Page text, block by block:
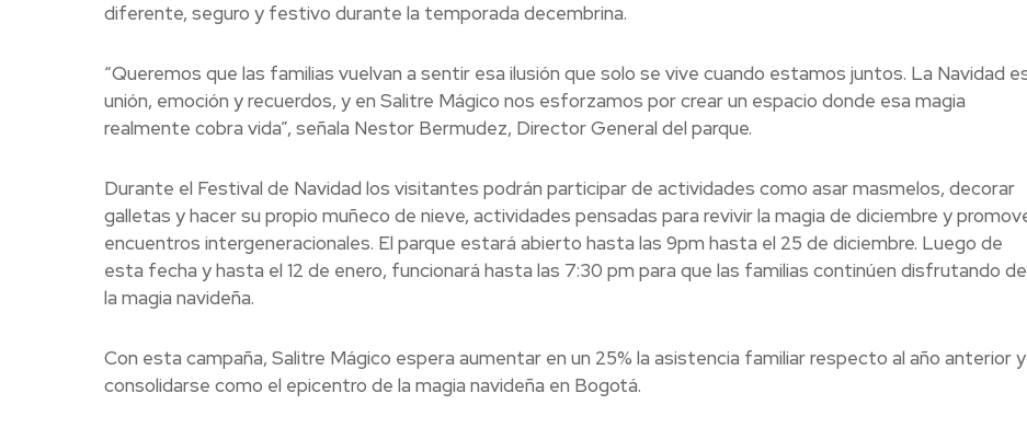
diferente, seguro y festivo durante la temporada decembrina.
“Queremos que las familias vuelvan a sentir esa ilusión que solo se vive cuando estamos juntos. La Navidad
unión, emoción y recuerdos, y en Salitre Mágico nos esforzamos por crear un espacio donde esa magia
realmente cobra vida”, señala Nestor Bermudez, Director General del parque.
Durante el Festival de Navidad los visitantes podrán participar de actividades como asar masmelos, decorar
galletas y hacer su propio muñeco de nieve, actividades pensadas para revivir la magia de diciembre y
encuentros intergeneracionales. El parque estará abierto hasta las 9pm hasta el 25 de diciembre. Luego de
esta fecha y hasta el 12 de enero, funcionará hasta las 7:30 pm para que las familias continúen disfrutando de
la magia navideña.
Con esta campaña, Salitre Mágico espera aumentar en un 25% la asistencia familiar respecto al año anterior y
consolidarse como el epicentro de la magia navideña en Bogotá.